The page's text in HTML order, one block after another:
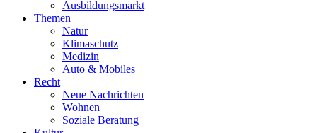
Ausbildungsmarkt
Themen
Natur
Klimaschutz
Medizin
Auto & Mobiles
Recht
Neue Nachrichten
Wohnen
Soziale Beratung